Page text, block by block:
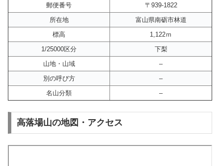
郵便番号
〒939-1822
所在地
富山県南砺市林道
標高
1,122ｍ
1/25000区分
下梨
山地・山域
–
別の呼び方
–
名山分類
–
高落場山の地図・アクセス